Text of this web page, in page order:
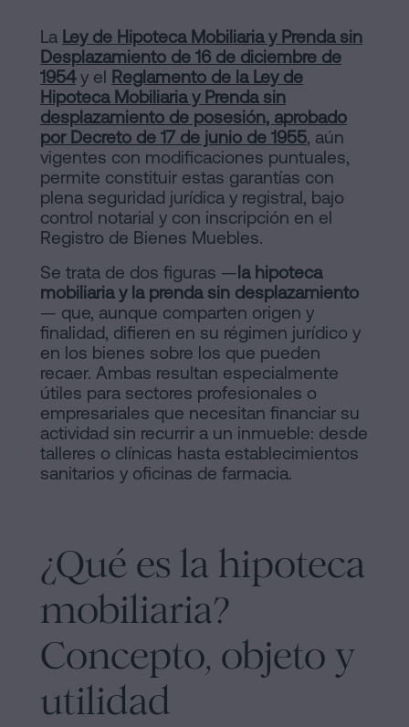
La Ley de Hipoteca Mobiliaria y Prenda sin
Desplazamiento de 16 de diciembre de
1954y el Reglamento de la Ley de
Hipoteca Mobiliaria y Prenda sin
desplazamiento de posesión, aprobado
por Decreto de 17 de junio de 1955, aún
vigentes con modificaciones puntuales,
permite constituir estas garantías con
plena seguridad jurídica y registral, bajo
control notarial y con inscripción en el
Registro de Bienes Muebles.
Se trata de dos figuras — la hipoteca
mobiliaria y la prenda sin desplazamiento
— que, aunque comparten origen y
finalidad, difieren en su régimen jurídico y
en los bienes sobre los que pueden
recaer. Ambas resultan especialmente
útiles para sectores profesionales o
empresariales que necesitan financiar su
actividad sin recurrir a un inmueble: desde
talleres o clínicas hasta establecimientos
sanitarios y oficinas de farmacia.
¿Qué es la hipoteca
mobiliaria?
Concepto, objeto y
utilidad